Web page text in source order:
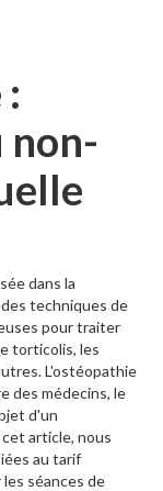
non-
dans la
techniques de
pour traiter
torticolis, les
L'ostéopathie
des médecins, le
d'un
article, nous
au tarif
séances de